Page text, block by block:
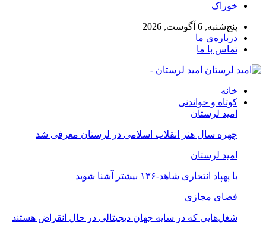
خوراک
پنج‌شنبه, 6 آگوست, 2026
درباره‌ی ما
تماس با ما
امید لرستان -
خانه
کوتاه و خواندنی
امید لرستان
چهره سال هنر انقلاب اسلامی در لرستان معرفی شد
امید لرستان
با پهپاد انتحاری شاهد-۱۳۶ بیشتر آشنا شوید
فضای مجازی
شغل‌‌هایی که در سایه جهان دیجیتالی در حال انقراض هستند